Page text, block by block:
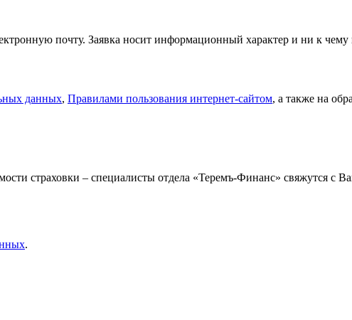
почту. Заявка носит информационный характер и ни к чему
данных, Правилами пользования интернет-сайтом, а также на
страховки – специалисты отдела «Теремъ-Финанс» свяжутся
.